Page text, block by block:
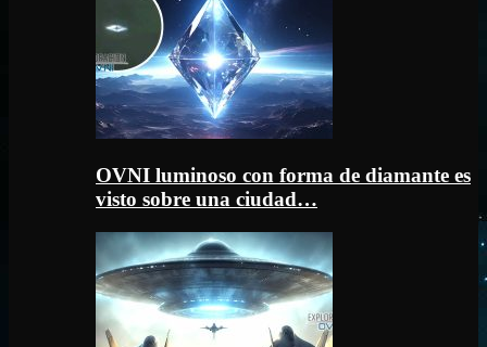
OVNI luminoso con forma de diamante es
visto sobre una ciudad…